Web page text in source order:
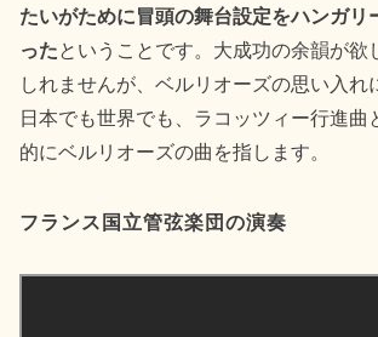
たいがために冒頭の舞台設定をハンガリ
ったということです。大成功の余韻が欲
しれませんが、ベルリオーズの思い入れ
日本でも世界でも、ラコッツィー行進曲
的にベルリオーズの曲を指します。
フランス国立管弦楽団の演奏